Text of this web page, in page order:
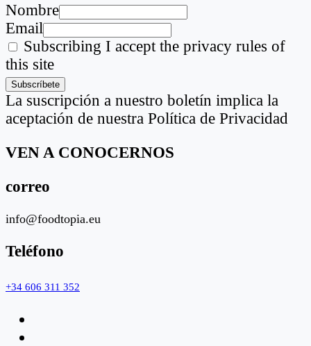
Nombre
Email
Subscribing I accept the privacy rules of
this site
La suscripción a nuestro boletín implica la
aceptación de nuestra Política de Privacidad
VEN A CONOCERNOS
correo
info@foodtopia.eu
Teléfono
+34 606 311 352